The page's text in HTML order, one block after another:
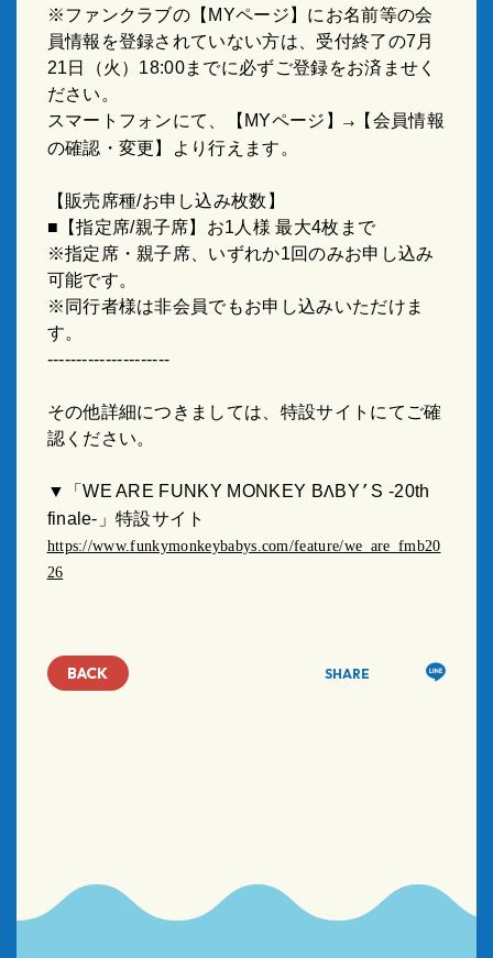
※ファンクラブの【 MYページ】にお名前等の会
員情報を登録されていない方は、受付終了の7月
21 日（火） 18:00までに必ずご登録をお済ませく
ださい。
スマートフォンにて、【 MYページ】→ 【会員情報
の確認・変更】より行えます。
【販売席種/お申し込み枚数】
■【指定席/親子席】お1 人様 最大4枚まで
※指定席・親子席、いずれか1回のみお申し込み
可能です。
※同行者様は非会員でもお申し込みいただけま
す。
---------------------
その他詳細につきましては、特設サイトにてご確
認ください。
▼「WE ARE FUNKY MONKEY BΛBY ’ S -20th
finale- 」特設サイト
https://www.funkymonkeybabys.com/feature/we_are_fmb20
26
SHARE
BACK